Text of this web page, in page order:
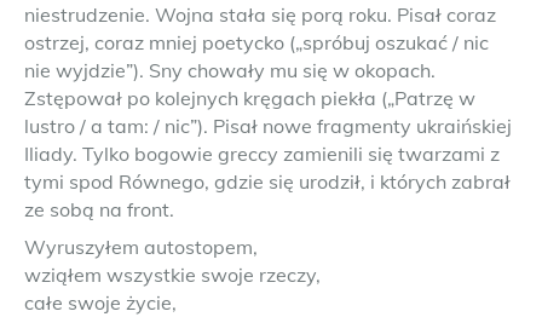
niestrudzenie. Wojna stała się porą roku. Pisał coraz
ostrzej, coraz mniej poetycko („spróbuj oszukać / nic
nie wyjdzie”). Sny chowały mu się w okopach.
Zstępował po kolejnych kręgach piekła („Patrzę w
lustro / a tam: / nic”). Pisał nowe fragmenty ukraińskiej
Iliady. Tylko bogowie greccy zamienili się twarzami z
tymi spod Równego, gdzie się urodził, i których zabrał
ze sobą na front.
Wyruszyłem autostopem,
wziąłem wszystkie swoje rzeczy,
całe swoje życie,